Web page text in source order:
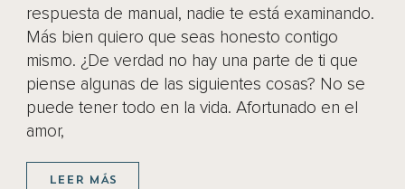
respuesta de manual, nadie te está examinando.
Más bien quiero que seas honesto contigo
mismo. ¿De verdad no hay una parte de ti que
piense algunas de las siguientes cosas? No se
puede tener todo en la vida. Afortunado en el
amor,
LEER MÁS